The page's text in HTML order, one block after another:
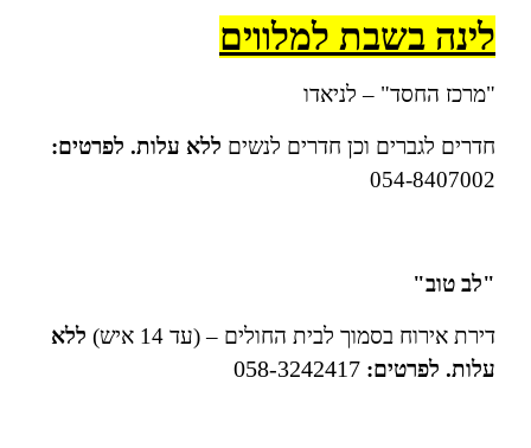
לינה בשבת למלווים
"מרכז החסד" – לניאדו
חדרים לגברים וכן חדרים לנשים ללא עלות. לפרטים:
054-8407002
"לב טוב"
דירת אירוח בסמוך לבית החולים – (עד 14 איש)
ללא
עלות. לפרטים: 058-3242417